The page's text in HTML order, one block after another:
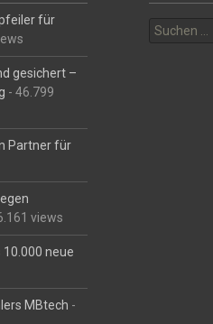
für
gesichert –
- 46.799
Partner für
views
neue
MBtech -
nach: